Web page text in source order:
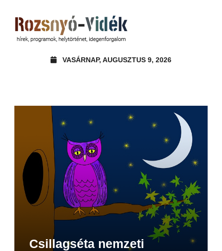
VASÁRNAP, AUGUSZTUS 9, 2026
Csillagséta nemzeti